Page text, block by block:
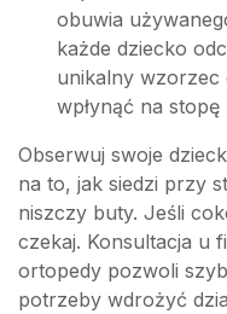
obuwia
każde dziecko
unikalny wzorzec
wpłynąć na
Obserwuj swoje
na to, jak siedzi przy
niszczy buty. Jeśli
czekaj. Konsultacja u
ortopedy pozwoli
potrzeby wdrożyć